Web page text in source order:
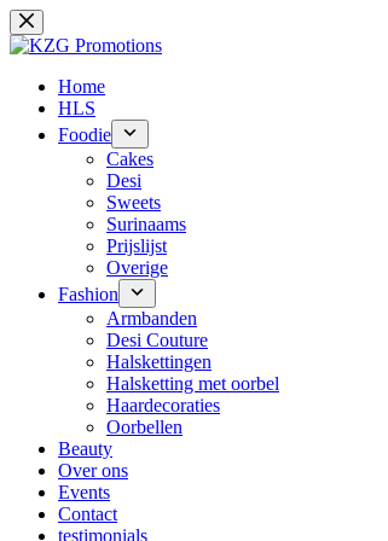
Ga
naar
inhoudHome
HLS
Foodie
Cakes
Desi
Sweets
Surinaams
Prijslijst
Overige
Fashion
Armbanden
Desi Couture
Halskettingen
Halsketting met oorbel
Haardecoraties
Oorbellen
Beauty
Over ons
Events
Contact
testimonials